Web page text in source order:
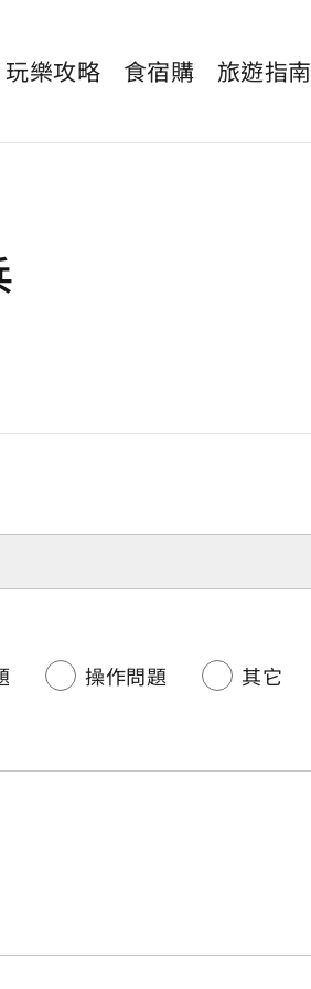
玩樂攻略 食宿購 旅遊指南
操作問題 其它